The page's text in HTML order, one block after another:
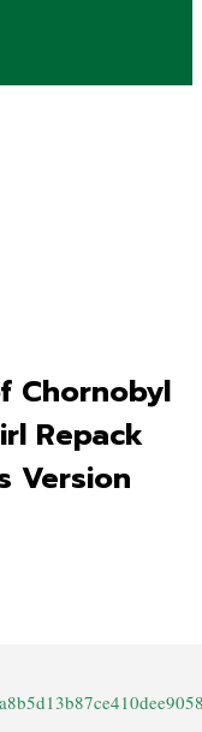
Chornobyl
Repack
Version